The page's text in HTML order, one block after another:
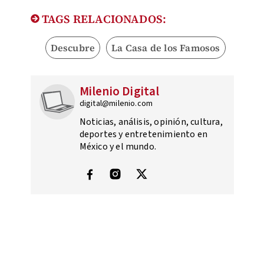
TAGS RELACIONADOS:
Descubre La Casa de los Famosos
Milenio Digital
digital@milenio.com
Noticias, análisis, opinión, cultura,
deportes y entretenimiento en
México y el mundo.